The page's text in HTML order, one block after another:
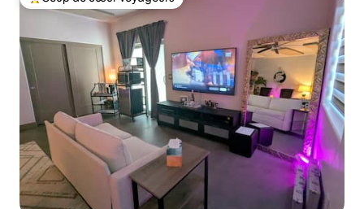
Coups de cœur voyageurs les plus appréciés